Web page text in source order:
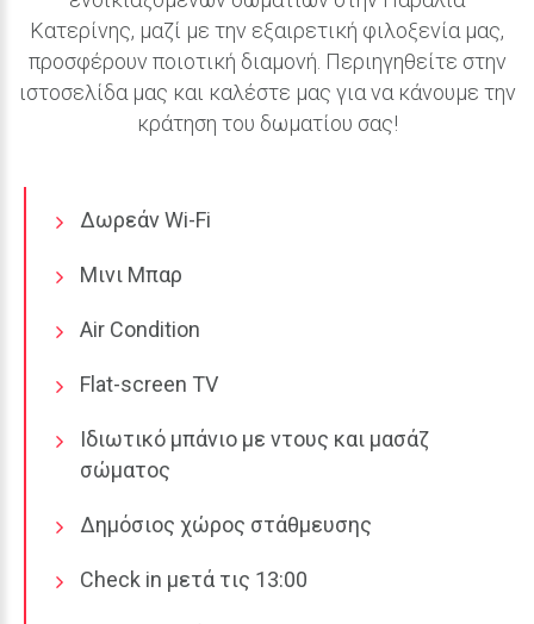
Κατερίνης, μαζί με την εξαιρετική φιλοξενία μας,
προσφέρουν ποιοτική διαμονή. Περιηγηθείτε στην
ιστοσελίδα μας και καλέστε μας για να κάνουμε την
κράτηση του δωματίου σας!
Δωρεάν Wi-Fi
Μινι Μπαρ
Air Condition
Flat-screen TV
Ιδιωτικό μπάνιο με ντους και μασάζ
σώματος
Δημόσιος χώρος στάθμευσης
Check in μετά τις 13:00